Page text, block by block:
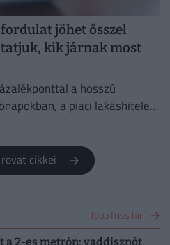
jöhet ősszel
kik járnak most
a hosszú
a piaci lakáshitelek
cikkei
Több friss hír
a 2-es metrón: vaddisznót